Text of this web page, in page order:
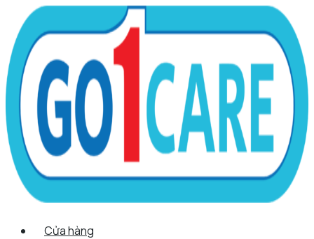
nội
dung
Menu
Cửa hàng
Tên*
Email*
Trang
web
Scroll
Up